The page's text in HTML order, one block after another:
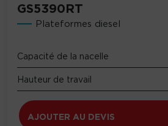
GS5390RT
Plateformes diesel
Capacité de la nacelle
Hauteur de travail
AJOUTER AU DEVIS